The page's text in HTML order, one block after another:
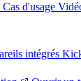
Cas d'usage
intégrés